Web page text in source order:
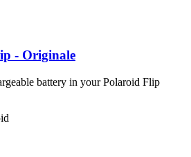
- Originale
battery in your Polaroid Flip